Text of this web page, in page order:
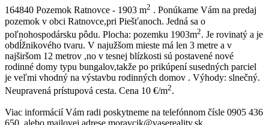
164840 Pozemok Ratnovce - 1903 m2 . Ponúkame Vám na predaj
pozemok v obci Ratnovce,pri Piešťanoch. Jedná sa o
poľnohospodársku pôdu. Plocha: pozemku 1903m2. Je rovinatý a je
obdĺžnikového tvaru. V najužšom mieste má len 3 metre a v
najširšom 12 metrov ,no v tesnej blízkosti sú postavené nové
rodinné domy typu bungalov,takže po prikúpení susedných parciel
je veľmi vhodný na výstavbu rodinných domov . Výhody: slnečný.
Neupravená prístupová cesta. Cena 10 €/m2.
Viac informácií Vám radi poskytneme na telefónnom čísle 0905 436